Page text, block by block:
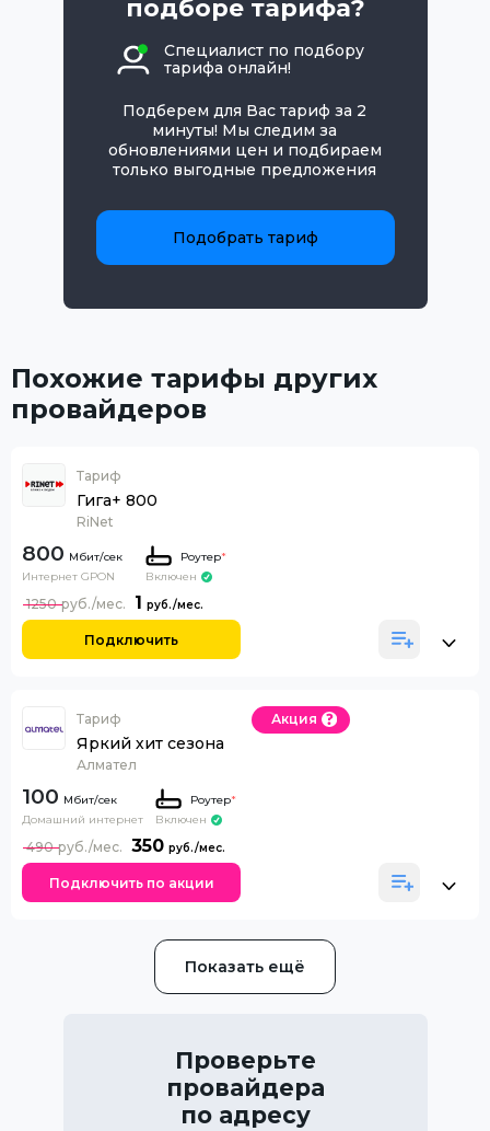
подборе тарифа?
Специалист по подбору
тарифа онлайн!
Подберем для Вас тариф за 2
минуты! Мы следим за
обновлениями цен и подбираем
только выгодные предложения
Подобрать тариф
Похожие тарифы других
провайдеров
Тариф
Гига+ 800
RiNet
800
Интернет GPON
Роутер*
Включен
1
1250
Подключить
Тариф
Яркий хит сезона
Алмател
Акция
100
Домашний интернет
Роутер*
Включен
350
490
Подключить по акции
Показать ещё
Проверьте
провайдера
по адресу